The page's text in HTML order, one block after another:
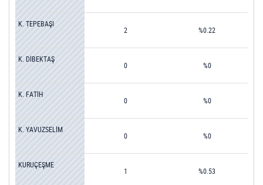
K. TEPEBAŞI
2 %0.22
K. DİBEKTAŞ
0 %0
K. FATİH
0 %0
K. YAVUZSELİM
0 %0
KURUÇEŞME
1 %0.53